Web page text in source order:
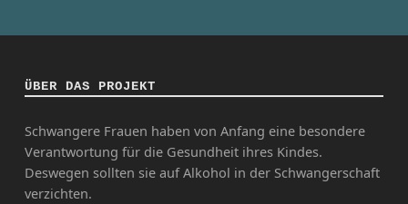
ÜBER DAS PROJEKT
Schwangere Frauen haben von Anfang eine besondere
Verantwortung für die Gesundheit ihres Kindes.
Deswegen sollten sie auf Alkohol in der Schwangerschaft
verzichten.